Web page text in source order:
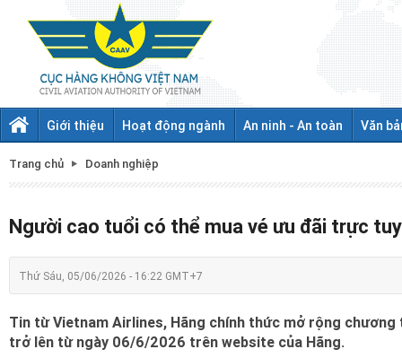
Giới thiệu Hoạt động ngành An ninh - An toàn Văn
Trang chủ Doanh nghiệp
Người cao tuổi có thể mua vé ưu đãi trực
Thứ Sáu, 05/06/2026 - 16:22 GMT+7
Tin từ Vietnam Airlines, Hãng chính thức mở rộng
trở lên từ ngày 06/6/2026 trên website của Hãng.